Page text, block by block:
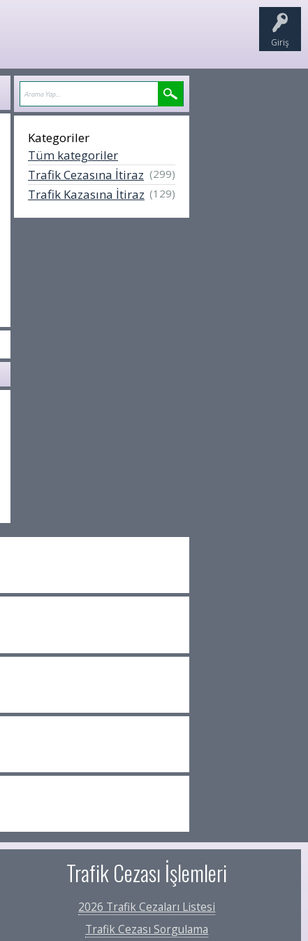
Giriş
Kategoriler
Tüm kategoriler
Trafik Cezasına İtiraz (299)
Trafik Kazasına İtiraz (129)
Trafik Cezası İşlemleri
2026 Trafik Cezaları Listesi
Trafik Cezası Sorgulama